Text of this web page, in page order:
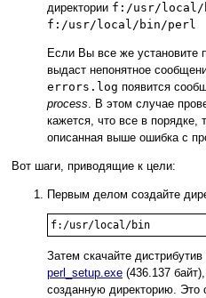
директории f:/usr/local/
f:/usr/local/bin/perl
Если Вы все же установите
выдаст непонятное
errors.log появится
process. В этом случае
кажется, что все в порядке,
описанная выше ошибка с
Вот шаги, приводящие к цели:
Первым делом создайте
f:/usr/local/bin
Затем скачайте
perl_setup.exe (436.137
созданную директорию. Это